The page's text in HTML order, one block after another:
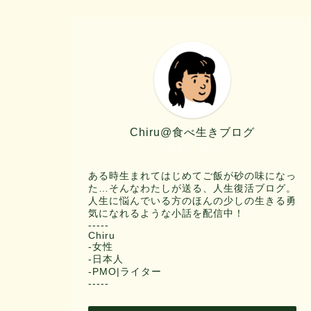
Chiru@食べ生きブログ
ある時生まれてはじめてご飯が砂の味になっ
た…そんなわたしが送る、人生復活ブログ。
人生に悩んでいる方のほんの少しの生きる勇
気になれるような小話を配信中！
-----
Chiru
-女性
-日本人
-PMO|ライター
-----